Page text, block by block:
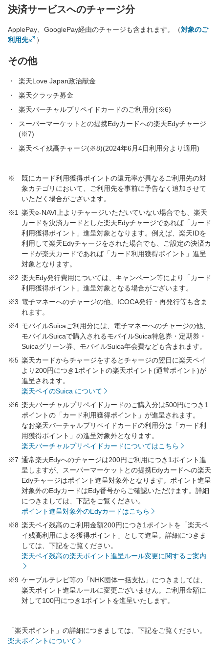
決済サービスへのチャージ分
ApplePay、GooglePay経由のチャージも含まれます。（対象のご
利用先
）
その他
楽天Love Japan政治献金
楽天クラッチ募金
楽天バーチャルプリペイドカードのご利用分(※6)
スーパーマーケットとの提携Edyカードへの楽天Edyチャージ
(※7)
楽天ペイ残高チャージ(※8)(2024年6月4日利用分より適用)
※
既にカード利用獲得ポイントの還元率が異なるご利用先の対
象カテゴリにおいて、ご利用先を事前に予告なく追加させて
いただく場合がございます。
※1 楽天e-NAVI上よりチャージいただいていない場合でも、楽天
カードを決済カードとした楽天Edyチャージであれば「カード
利用獲得ポイント」進呈対象となります。例えば、楽天IDを
利用して楽天Edyチャージをされた場合でも、ご設定の決済カ
ードが楽天カードであれば「カード利用獲得ポイント」進呈
対象となります。
※2 楽天Edy発行費用については、キャンペーン等により「カード
利用獲得ポイント」進呈対象となる場合がございます。
※3 電子マネーへのチャージの他、ICOCA発行・再発行等も含ま
れます。
※4 モバイルSuicaご利用分には、電子マネーへのチャージの他、
モバイルSuicaで購入されるモバイルSuica特急券・定期券・
Suicaグリーン券、モバイルSuica年会費なども含まれます。
※5 楽天カードからチャージをするとチャージの翌日に楽天ペイ
より200円につき1ポイントの楽天ポイント(通常ポイント)が
進呈されます。
楽天ペイのSuica について
※6 楽天バーチャルプリペイドカードのご購入分は500円につき1
ポイントの「カード利用獲得ポイント」が進呈されます。
なお楽天バーチャルプリペイドカードの利用分は「カード利
用獲得ポイント」の進呈対象外となります。
楽天バーチャルプリペイドカードについてはこちら
※7 通常楽天Edyへのチャージは200円ご利用につき1ポイント進
呈しますが、スーパーマーケットとの提携Edyカードへの楽天
Edyチャージはポイント進呈対象外となります。ポイント進呈
対象外のEdyカードはEdy番号からご確認いただけます。詳細
につきましては、下記をご覧ください。
ポイント進呈対象外のEdyカードはこちら
※8 楽天ペイ残高のご利用金額200円につき1ポイントを「楽天ペ
イ残高利用による獲得ポイント」として進呈。詳細につきま
しては、下記をご覧ください。
楽天ペイ残高の楽天ポイント進呈ルール変更に関するご案内
※9 ケーブルテレビ等の「NHK団体一括支払」につきましては、
楽天ポイント進呈ルールに変更ございません。ご利用金額に
対して100円につき1ポイントを進呈いたします。
「楽天ポイント」の詳細につきましては、下記をご覧ください。
楽天ポイントについて